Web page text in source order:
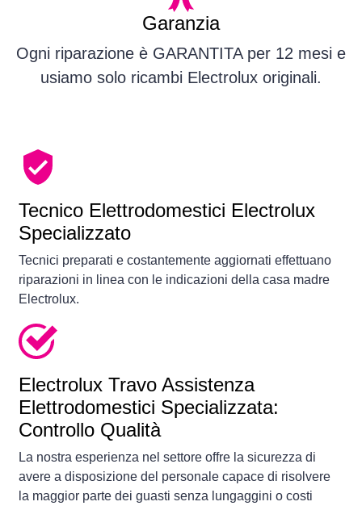
Garanzia
Ogni riparazione è GARANTITA per 12 mesi e
usiamo solo ricambi Electrolux originali.
Tecnico Elettrodomestici Electrolux
Specializzato
Tecnici preparati e costantemente aggiornati effettuano
riparazioni in linea con le indicazioni della casa madre
Electrolux.
Electrolux Travo Assistenza
Elettrodomestici Specializzata:
Controllo Qualità
La nostra esperienza nel settore offre la sicurezza di
avere a disposizione del personale capace di risolvere
la maggior parte dei guasti senza lungaggini o costi